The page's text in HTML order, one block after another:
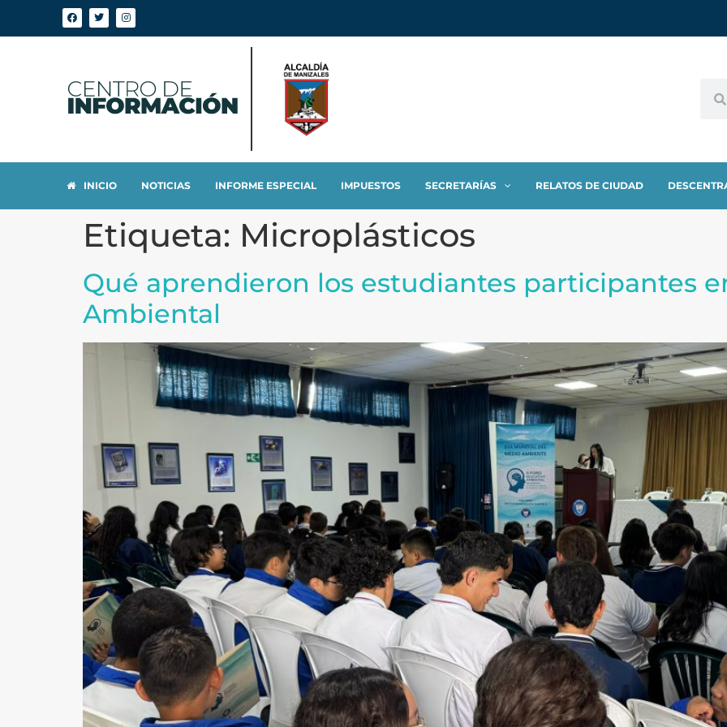
INICIO NOTICIAS INFORME ESPECIAL IMPUESTOS SECRETARÍAS RELATOS DE CIUDAD
Etiqueta: Microplásticos
Qué aprendieron los estudiantes participantes
Ambiental